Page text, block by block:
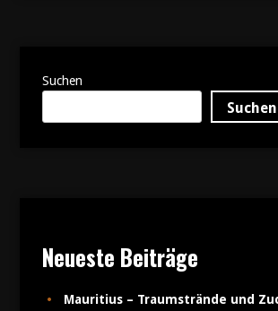
Suchen
Suchen
Neueste Beiträge
Mauritius – Traumstrände und